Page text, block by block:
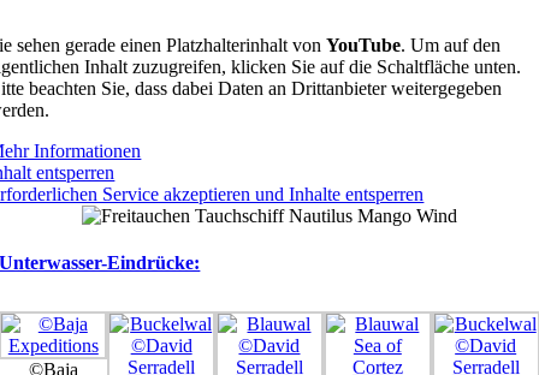
sehen gerade einen Platzhalterinhalt vonYouTube. Um auf den
Inhalt zuzugreifen, klicken Sie auf die Schaltfläche unten.
beachten Sie, dass dabei Daten an Drittanbieter weitergegeben
Informationen
entsperren
Service akzeptieren und Inhalte entsperren
Unterwasser-Eindrücke:
©Baja